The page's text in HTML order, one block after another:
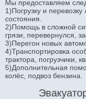
Мы предоставляем
1)Погрузку и
состояния.
2)Помощь в сложной
грязи, перевернулся,
3)Перегон новых
4)Транспортировка
трактора, погрузчики,
5)Дополнительная
колёс, подвоз бензина.